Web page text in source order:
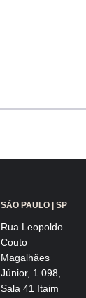
SÃO PAULO | SP
Rua Leopoldo
Couto
Magalhães
Júnior, 1.098,
Sala 41 Itaim